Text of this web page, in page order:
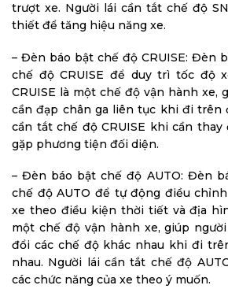
trượt xe. Người lái cần tắt chế độ
thiết để tăng hiệu năng xe.
– Đèn báo bật chế độ CRUISE: Đèn
chế độ CRUISE để duy trì tốc độ
CRUISE là một chế độ vận hành xe,
cần đạp chân ga liên tục khi đi trên
cần tắt chế độ CRUISE khi cần
gặp phương tiện đối diện.
– Đèn báo bật chế độ AUTO: Đèn
chế độ AUTO để tự động điều
xe theo điều kiện thời tiết và địa
một chế độ vận hành xe, giúp
đổi các chế độ khác nhau khi đi
nhau. Người lái cần tắt chế độ
các chức năng của xe theo ý muốn.